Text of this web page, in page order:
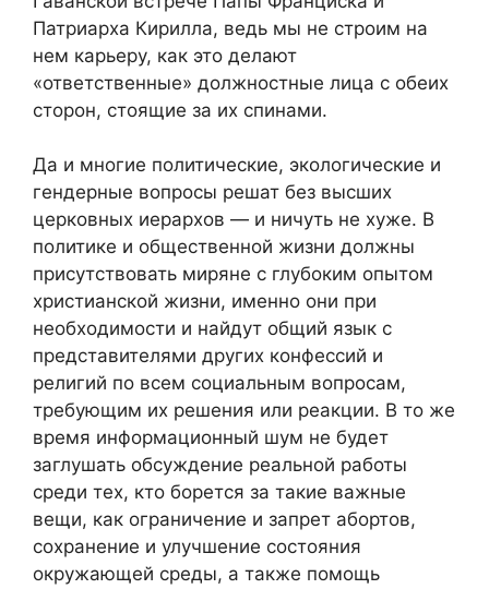
Патриарха Кирилла, ведь мы не строим на
нем карьеру, как это делают
«ответственные» должностные лица с обеих
сторон, стоящие за их спинами.
Да и многие политические, экологические и
гендерные вопросы решат без высших
церковных иерархов — и ничуть не хуже. В
политике и общественной жизни должны
присутствовать миряне с глубоким опытом
христианской жизни, именно они при
необходимости и найдут общий язык с
представителями других конфессий и
религий по всем социальным вопросам,
требующим их решения или реакции. В то же
время информационный шум не будет
заглушать обсуждение реальной работы
среди тех, кто борется за такие важные
вещи, как ограничение и запрет абортов,
сохранение и улучшение состояния
окружающей среды, а также помощь